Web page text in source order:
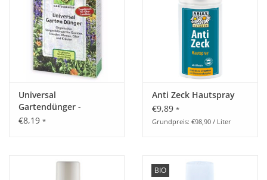
Universal
Gartendünger -
organisch
€8,19 *
Anti Zeck Hautspray
€9,89 *
Grundpreis: €98,90 / Liter
BIO